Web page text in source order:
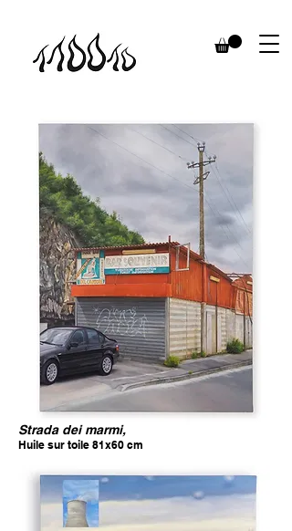
Strada dei marmi,
Huile sur toile 81x60 cm